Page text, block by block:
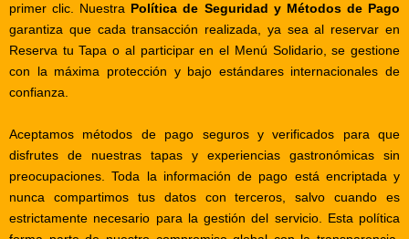
primer clic. Nuestra Política de Seguridad y Métodos de Pago
garantiza que cada transacción realizada, ya sea al reservar en
Reserva tu Tapa o al participar en el Menú Solidario, se gestione
con la máxima protección y bajo estándares internacionales de
confianza.
Aceptamos métodos de pago seguros y verificados para que
disfrutes de nuestras tapas y experiencias gastronómicas sin
preocupaciones. Toda la información de pago está encriptada y
nunca compartimos tus datos con terceros, salvo cuando es
estrictamente necesario para la gestión del servicio. Esta política